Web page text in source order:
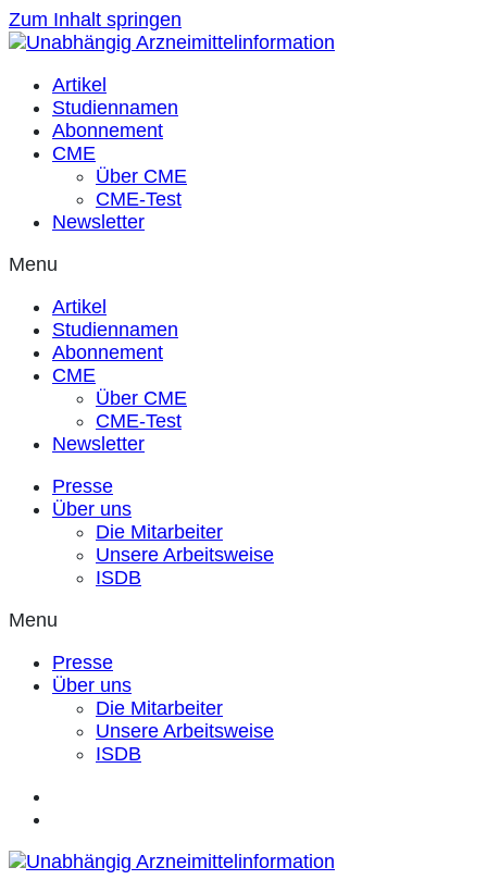
Zum Inhalt springen
Artikel
Studiennamen
Abonnement
CME
Über CME
CME-Test
Newsletter
Menu
Artikel
Studiennamen
Abonnement
CME
Über CME
CME-Test
Newsletter
Presse
Über uns
Die Mitarbeiter
Unsere Arbeitsweise
ISDB
Menu
Presse
Über uns
Die Mitarbeiter
Unsere Arbeitsweise
ISDB